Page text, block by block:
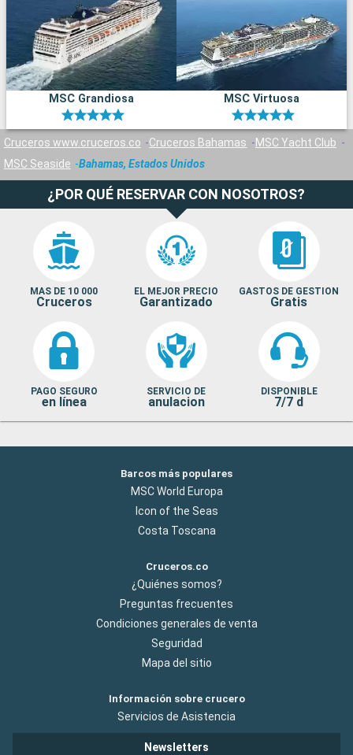
MSC Grandiosa MSC Virtuosa
Cruceros www.cruceros.co Cruceros Bahamas
MSC Yacht Club
MSC Seaside
Bahamas, Estados Unidos
¿POR QUÉ RESERVAR CON NOSOTROS?
MAS DE 10 000
Cruceros
EL MEJOR PRECIO
Garantizado
GASTOS DE GESTION
Gratis
PAGO SEGURO
en línea
SERVICIO DE
anulacion
DISPONIBLE
7/7 d
Barcos más populares
MSC World Europa
Icon of the Seas
Costa Toscana
Cruceros.co
¿Quiénes somos?
Preguntas frecuentes
Condiciones generales de venta
Seguridad
Mapa del sitio
Información sobre crucero
Servicios de Asistencia
Newsletters